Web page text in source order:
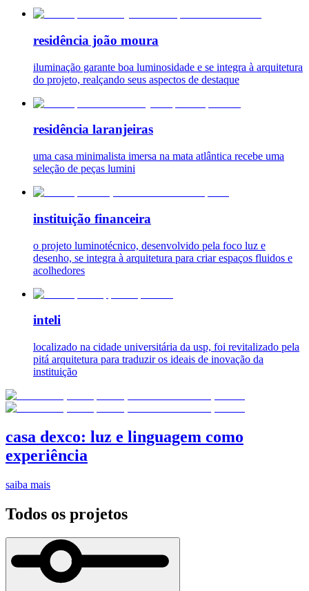
residência joão moura
iluminação garante boa luminosidade e se integra à arquitetura
do projeto, realçando seus aspectos de destaque
residência laranjeiras
uma casa minimalista imersa na mata atlântica recebe uma
seleção de peças lumini
instituição financeira
o projeto luminotécnico, desenvolvido pela foco luz e
desenho, se integra à arquitetura para criar espaços fluidos e
acolhedores
inteli
localizado na cidade universitária da usp, foi revitalizado pela
pitá arquitetura para traduzir os ideais de inovação da
instituição
casa dexco: luz e linguagem como
experiência
saiba mais
Todos os projetos